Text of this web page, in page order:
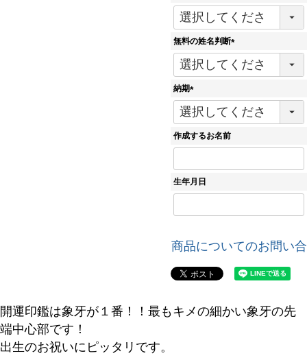
(
必
)
無料の姓名判断
(
必
納期
(
必
)
作成するお名前
生年月日
商品についてのお問い
開運印鑑は象牙が１番！！最もキメの細かい象牙の先
端中心部です！
出生のお祝いにピッタリです。